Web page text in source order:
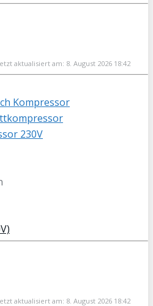
aktualisiert am: 8. August 2026 18:42
Kompressor
230V
aktualisiert am: 8. August 2026 18:42